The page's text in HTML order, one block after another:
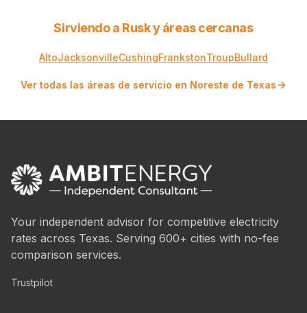
Sirviendo a Rusk y áreas cercanas
AltoJacksonvilleCushingFrankstonTroupBullard
Ver todas las áreas de servicio en Noreste de Texas
Your independent advisor for competitive electricity
rates across Texas. Serving 600+ cities with no-fee
comparison services.
Trustpilot